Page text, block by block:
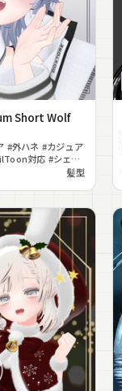
Short Wolf
#外ハネ #カジュア
対応 #シェイ
髪型